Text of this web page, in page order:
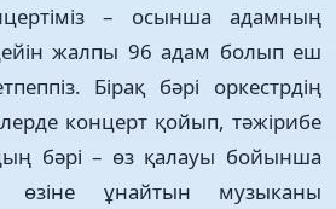
– осынша адамның
жалпы 96 адам болып еш
Бірақ бәрі оркестрдің
концерт қойып, тәжірибе
бәрі – өз қалауы бойынша
өзіне ұнайтын музыканы